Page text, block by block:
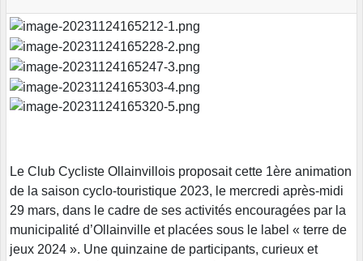
Le Club Cycliste Ollainvillois proposait cette 1ère animation
de la saison cyclo-touristique 2023, le mercredi après-midi
29 mars, dans le cadre de ses activités encouragées par la
municipalité d’Ollainville et placées sous le label « terre de
jeux 2024 ». Une quinzaine de participants, curieux et